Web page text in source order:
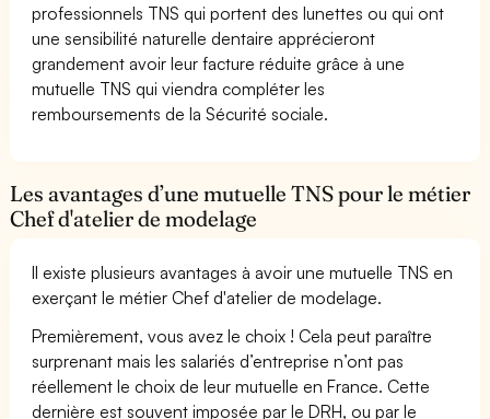
professionnels TNS qui portent des lunettes ou qui ont
une sensibilité naturelle dentaire apprécieront
grandement avoir leur facture réduite grâce à une
mutuelle TNS qui viendra compléter les
remboursements de la Sécurité sociale.
Les avantages d’une mutuelle TNS pour le métier
Chef d'atelier de modelage
Il existe plusieurs avantages à avoir une mutuelle TNS en
exerçant le métier Chef d'atelier de modelage.
Premièrement, vous avez le choix ! Cela peut paraître
surprenant mais les salariés d’entreprise n’ont pas
réellement le choix de leur mutuelle en France. Cette
dernière est souvent imposée par le DRH, ou par le